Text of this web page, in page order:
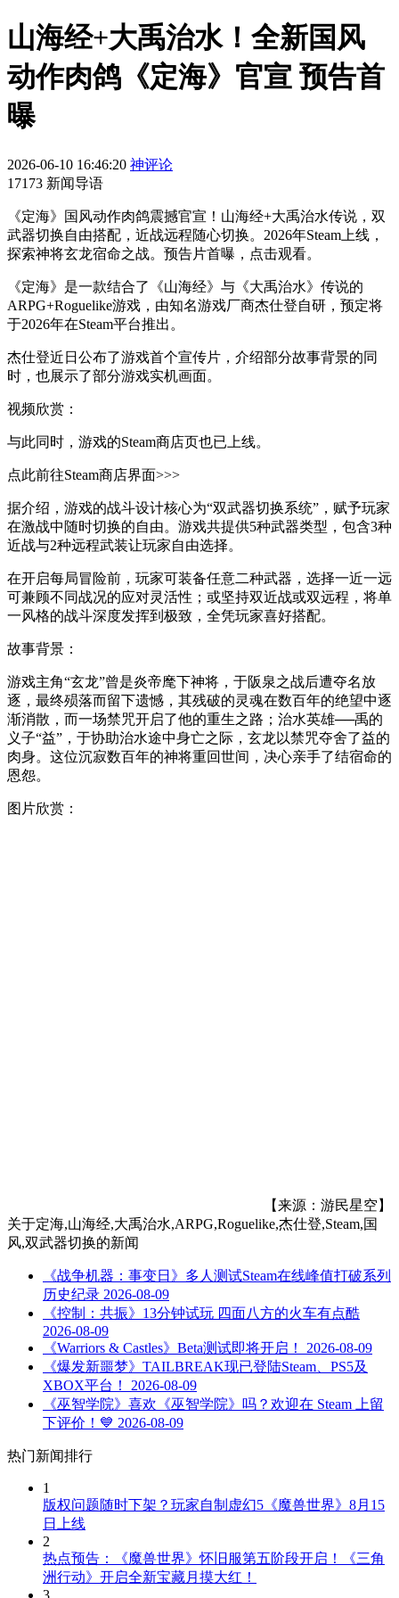
山海经+大禹治水！全新国风
动作肉鸽《定海》官宣 预告首
曝
2026-06-10 16:46:20 神评论
17173 新闻导语
《定海》国风动作肉鸽震撼官宣！山海经+大禹治水传说，双
武器切换自由搭配，近战远程随心切换。2026年Steam上线，
探索神将玄龙宿命之战。预告片首曝，点击观看。
《定海》是一款结合了《山海经》与《大禹治水》传说的
ARPG+Roguelike游戏，由知名游戏厂商杰仕登自研，预定将
于2026年在Steam平台推出。
杰仕登近日公布了游戏首个宣传片，介绍部分故事背景的同
时，也展示了部分游戏实机画面。
视频欣赏：
与此同时，游戏的Steam商店页也已上线。
点此前往Steam商店界面>>>
据介绍，游戏的战斗设计核心为“双武器切换系统”，赋予玩家
在激战中随时切换的自由。游戏共提供5种武器类型，包含3种
近战与2种远程武装让玩家自由选择。
在开启每局冒险前，玩家可装备任意二种武器，选择一近一远
可兼顾不同战况的应对灵活性；或坚持双近战或双远程，将单
一风格的战斗深度发挥到极致，全凭玩家喜好搭配。
故事背景：
游戏主角“玄龙”曾是炎帝麾下神将，于阪泉之战后遭夺名放
逐，最终殒落而留下遗憾，其残破的灵魂在数百年的绝望中逐
渐消散，而一场禁咒开启了他的重生之路；治水英雄──禹的
义子“益”，于协助治水途中身亡之际，玄龙以禁咒夺舍了益的
肉身。这位沉寂数百年的神将重回世间，决心亲手了结宿命的
恩怨。
图片欣赏：
【来源：游民星空】
关于定海,山海经,大禹治水,ARPG,Roguelike,杰仕登,Steam,国
风,双武器切换的新闻
《战争机器：事变日》多人测试Steam在线峰值打破系列
历史纪录 2026-08-09
《控制：共振》13分钟试玩 四面八方的火车有点酷
2026-08-09
《Warriors & Castles》Beta测试即将开启！
2026-08-09
《爆发新噩梦》TAILBREAK现已登陆Steam、PS5及
XBOX平台！
2026-08-09
《巫智学院》喜欢《巫智学院》吗？欢迎在 Steam 上留
下评价！💙 2026-08-09
热门新闻排行
1
版权问题随时下架？玩家自制虚幻5《魔兽世界》8月15
日上线
2
热点预告：《魔兽世界》怀旧服第五阶段开启！《三角
洲行动》开启全新宝藏月摸大红！
3